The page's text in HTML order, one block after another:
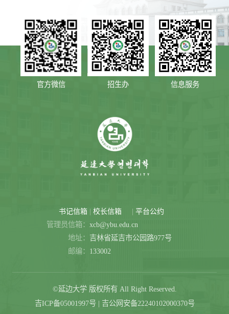
官方微信 招生办 信息服务
书记信箱 | 校长信箱 | 平台公约
管理员信箱： xcb@ybu.edu.cn
地址： 吉林省延吉市公园路977号
邮编： 133002
©延边大学 版权所有 All Right Reserved.
吉ICP备05001997号 | 吉公网安备22240102000370号